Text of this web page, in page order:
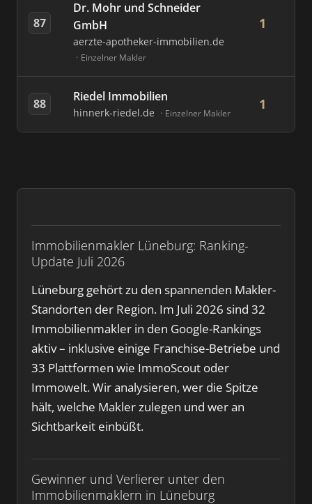
Immobilienmakler Lüneburg: Ranking-
Update Juli 2026
Lüneburg gehört zu den spannenden Makler-
Standorten der Region. Im Juli 2026 sind 32
Immobilienmakler in den Google-Rankings
aktiv – inklusive einige Franchise-Betriebe und
33 Plattformen wie ImmoScout oder
Immowelt. Wir analysieren, wer die Spitze
hält, welche Makler zulegen und wer an
Sichtbarkeit einbüßt.
Gewinner und Verlierer unter den
Immobilienmaklern in Lüneburg
87
Dr. Mohr und Schneider
GmbH
aerzte-apotheker-immobilien.de
Einzelner Makler
1
88 Riedel Immobilien
hinnerk-riedel.de Einzelner Makler
1